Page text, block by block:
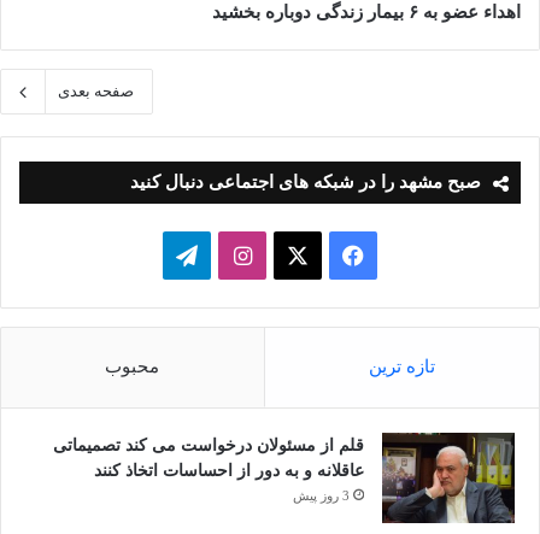
اهداء عضو به ۶ بیمار زندگی دوباره بخشید
صفحه بعدی
صبح مشهد را در شبکه های اجتماعی دنبال کنید
فیسبوک ایکساینستاگرامتلگرام
تازه ترین محبوب
قلم از مسئولان درخواست می کند تصمیماتی
عاقلانه و به دور از احساسات اتخاذ کنند
3 روز پیش